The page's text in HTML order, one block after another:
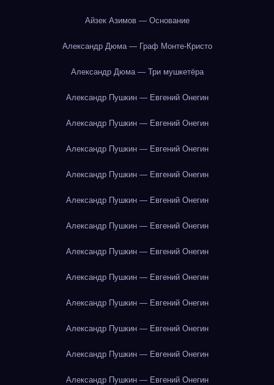
Айзек Азимов — Основание
Александр Дюма — Граф Монте-Кристо
Александр Дюма — Три мушкетёра
Александр Пушкин — Евгений Онегин
Александр Пушкин — Евгений Онегин
Александр Пушкин — Евгений Онегин
Александр Пушкин — Евгений Онегин
Александр Пушкин — Евгений Онегин
Александр Пушкин — Евгений Онегин
Александр Пушкин — Евгений Онегин
Александр Пушкин — Евгений Онегин
Александр Пушкин — Евгений Онегин
Александр Пушкин — Евгений Онегин
Александр Пушкин — Евгений Онегин
Александр Пушкин — Евгений Онегин